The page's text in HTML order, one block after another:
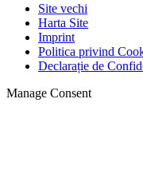
Site vechi
Harta Site
Imprint
Politica privind
Declarație de
Manage Consent